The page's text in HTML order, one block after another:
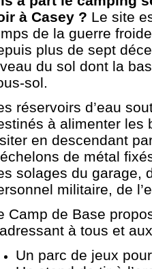
à Casey ? Le site
de la guerre
plus de sept
du sol dont la
sol.
réservoirs d’eau
à alimenter les
en descendant
de métal
solages du garage,
militaire, de
Camp de Base
à tous et
Un parc de jeux